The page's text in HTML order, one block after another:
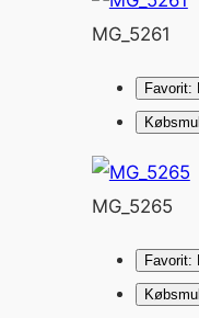
MG_5261
Favorit:
MG_5265
Favorit: